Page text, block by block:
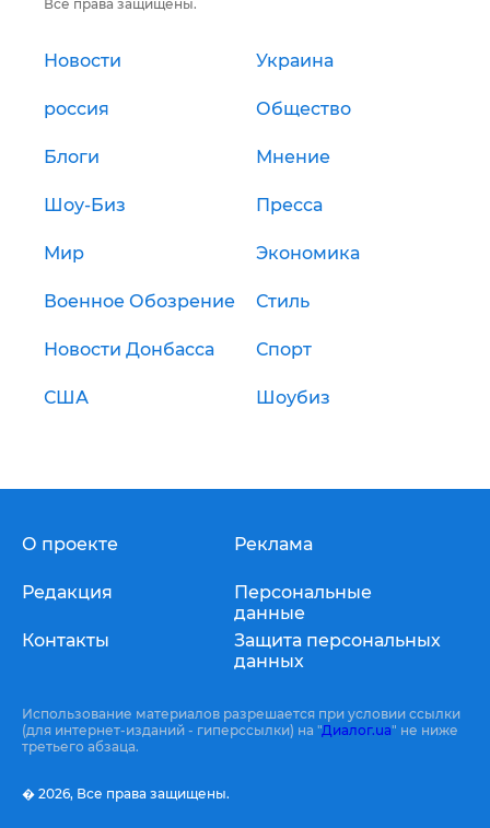
Все права защищены.
Новости Украина
россия Общество
Блоги Мнение
Шоу-Биз Пресса
Мир Экономика
Военное Обозрение Стиль
Новости Донбасса Спорт
США Шоубиз
О проекте
Редакция
Контакты
Реклама
Персональные
данные
Защита персональных
данных
Использование материалов разрешается при условии ссылки
(для интернет-изданий - гиперссылки) на "Диалог.ua" не ниже
третьего абзаца.
� 2026, Все права защищены.